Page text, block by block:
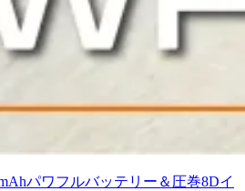
パワフルバッテリー＆圧巻8Dイ